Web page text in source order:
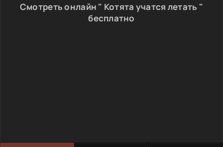
Смотреть онлайн " Котята учатся летать "
бесплатно